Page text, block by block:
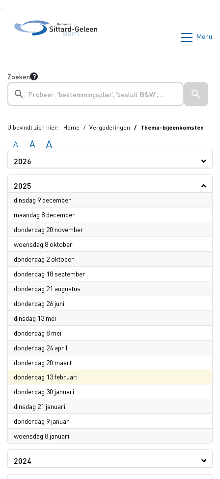
Menu
Zoeken
U bevindt zich hier: Home Vergaderingen Thema-bijeenkomsten
A A A
2026
2025
dinsdag 9 december2025
maandag 8 december2025
donderdag 20 november2025
woensdag 8 oktober2025
donderdag 2 oktober2025
donderdag 18 september2025
donderdag 21 augustus
donderdag 26 juni
dinsdag 13 mei
donderdag 8 mei
donderdag 24 april
donderdag 20 maart2025
donderdag 13 februari
donderdag 30 januari
dinsdag 21 januari
donderdag 9 januari
woensdag 8 januari
2024